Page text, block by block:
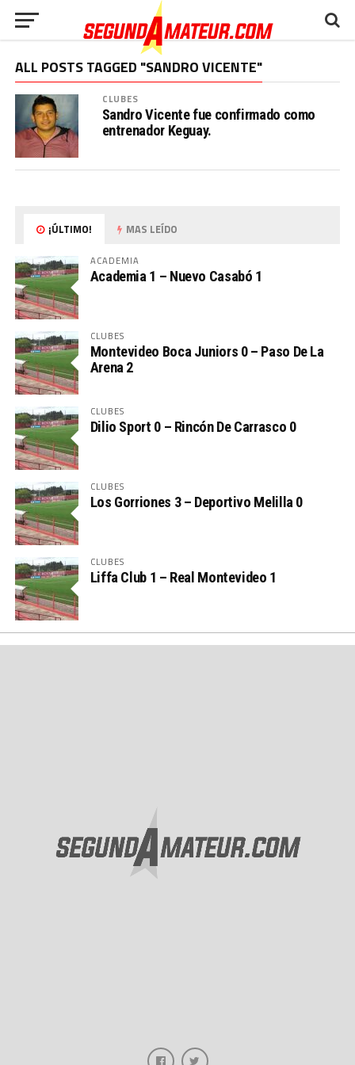
ALL POSTS TAGGED "SANDRO VICENTE"
CLUBES
Sandro Vicente fue confirmado como
entrenador Keguay.
¡ÚLTIMO! MAS LEÍDO
ACADEMIA
Academia 1 – Nuevo Casabó 1
CLUBES
Montevideo Boca Juniors 0 – Paso De La
Arena 2
CLUBES
Dilio Sport 0 – Rincón De Carrasco 0
CLUBES
Los Gorriones 3 – Deportivo Melilla 0
CLUBES
Liffa Club 1 – Real Montevideo 1